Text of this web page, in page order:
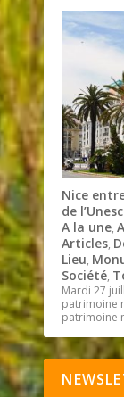
Nice
de
A la une,
Articles,
Lieu,
Société,
Mardi 27
patrimoine
patrimoine